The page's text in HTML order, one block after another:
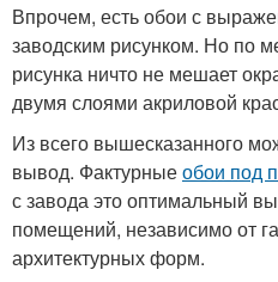
Впрочем, есть обои с
заводским рисунком. Но по
рисунка ничто не мешает
двумя слоями акриловой
Из всего вышесказанного
вывод. Фактурныеобои под
с завода это оптимальный
помещений, независимо от
архитектурных форм.